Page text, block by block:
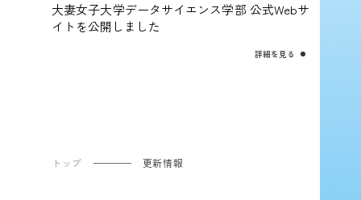
大妻女子大学データサイエンス学部 公式Webサ
イトを公開しました
詳細を見る
トップ 更新情報